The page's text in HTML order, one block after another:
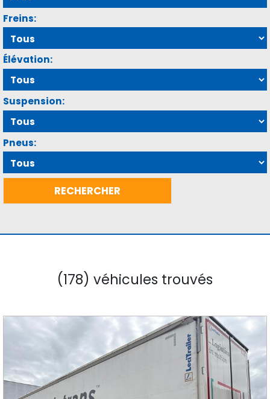
Freins:
Élévation:
Suspension:
Pneus:
(178) véhicules trouvés